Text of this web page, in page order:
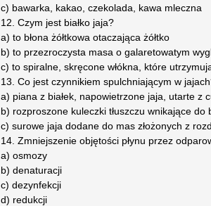
c) bawarka, kakao, czekolada, kawa mleczna
12. Czym jest białko jaja?
a) to błona żółtkowa otaczająca żółtko
b) to przezroczysta masa o galaretowatym
c) to spiralne, skręcone włókna, które
13. Co jest czynnikiem spulchniającym w
a) piana z białek, napowietrzone jaja, utarte z
b) rozproszone kuleczki tłuszczu wnikające do
c) surowe jaja dodane do mas złożonych z
14. Zmniejszenie objętości płynu przez
a) osmozy
b) denaturacji
c) dezynfekcji
d) redukcji